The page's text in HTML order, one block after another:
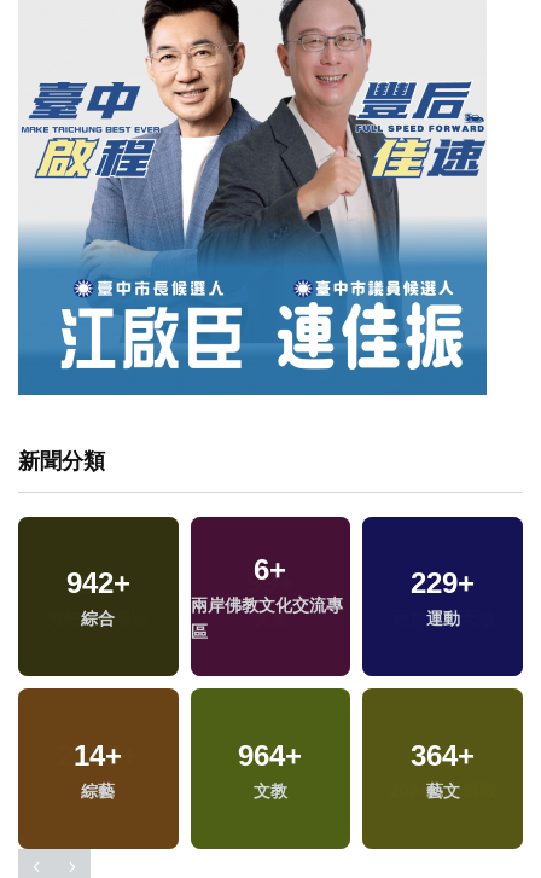
新聞分類
942+
綜合
6+
兩岸佛教文化交流專
區
229+
運動
14+
綜藝
964+
文教
364+
藝文